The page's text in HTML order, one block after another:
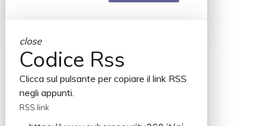
close
Codice Rss
Clicca sul pulsante per copiare il link RSS
negli appunti.
RSS link